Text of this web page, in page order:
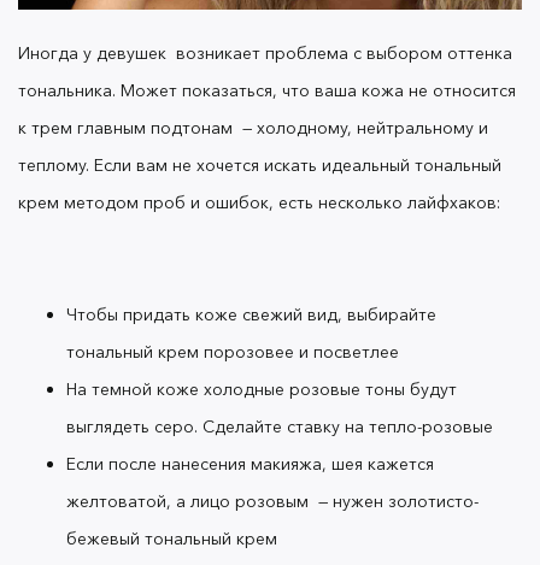
закупоривает поры и насыщает кожу витаминами.
BB-креми его достоинства
выполняет конкретную функцию. Например:
Масло Жожоба и рисовых отрубей
увлажняют и сохраняют упругость кожи, не
закупоривая поры
Центелла Азиатская снижает активность
бактерий, борется с постакне и устраняет
Иногда у девушек возникает проблема с выбором оттенка
тональника. Может показаться, что ваша кожа не относится
к трем главным подтонам — холодному, нейтральному и
теплому. Если вам не хочется искать идеальный тональный
крем методом проб и ошибок, есть несколько лайфхаков:
Чтобы придать коже свежий вид, выбирайте
тональный крем порозовее и посветлее
На темной коже холодные розовые тоны будут
выглядеть серо. Сделайте ставку на тепло-розовые
Если после нанесения макияжа, шея кажется
желтоватой, а лицо розовым — нужен золотисто-
бежевый тональный крем